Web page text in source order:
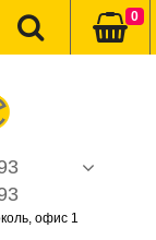
офис 1
0